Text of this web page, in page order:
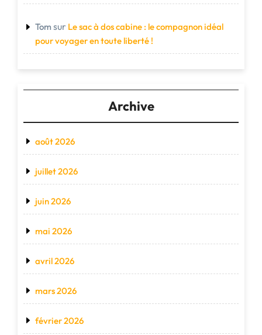
Tom sur Le sac à dos cabine : le compagnon idéal
pour voyager en toute liberté !
Archive
août 2026
juillet 2026
juin 2026
mai 2026
avril 2026
mars 2026
février 2026